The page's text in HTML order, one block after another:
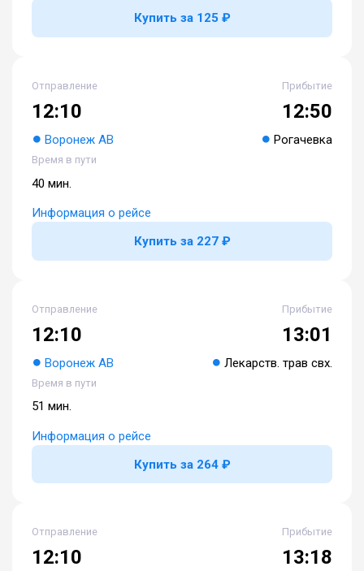
Купить за 125 ₽
Отправление
12:10
Воронеж АВ
Прибытие
12:50
Рогачевка
Время в пути
40 мин.
Информация о рейсе
Купить за 227 ₽
Отправление
12:10
Воронеж АВ
Прибытие
13:01
Лекарств. трав свх.
Время в пути
51 мин.
Информация о рейсе
Купить за 264 ₽
Отправление
12:10
Прибытие
13:18